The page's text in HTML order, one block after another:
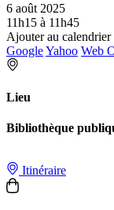
6 août 2025
11h15 à 11h45
Ajouter au calendrier
GoogleYahoo Web
Lieu
Bibliothèque
Itinéraire